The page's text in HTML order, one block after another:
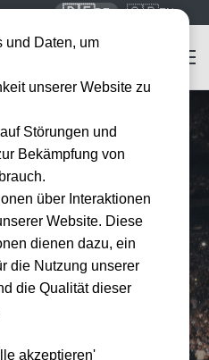
🇩🇪DE 🇬🇧EN
und Daten, um
unserer Website zu
Störungen und
Bekämpfung von
über Interaktionen
Website. Diese
dienen dazu, ein
die Nutzung unserer
die Qualität dieser
akzeptieren'